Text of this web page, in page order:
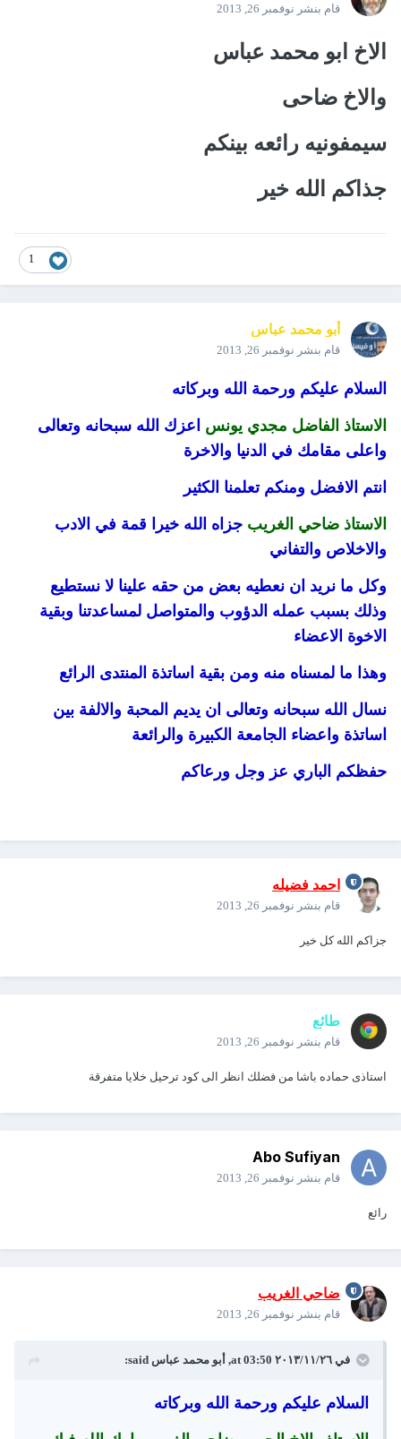
قام بنشر نوفمبر 26, 2013
الاخ ابو محمد عباس
والاخ ضاحى
سيمفونيه رائعه بينكم
جذاكم الله خير
1
أبو محمد عباس
قام بنشر نوفمبر 26, 2013
السلام عليكم ورحمة الله وبركاته
الاستاذ الفاضل مجدي يونساعزك الله سبحانه وتعالى
واعلى مقامك في الدنيا والاخرة
انتم الافضل ومنكم تعلمنا الكثير
الاستاذ ضاحي الغريبجزاه الله خيرا قمة في الادب
والاخلاص والتفاني
وكل ما نريد ان نعطيه بعض من حقه علينا لا نستطيع
وذلك بسبب عمله الدؤوب والمتواصل لمساعدتنا وبقية
الاخوة الاعضاء
وهذا ما لمسناه منه ومن بقية اساتذة المنتدى الرائع
نسال الله سبحانه وتعالى ان يديم المحبة والالفة بين
اساتذة واعضاء الجامعة الكبيرة والرائعة
حفظكم الباري عز وجل ورعاكم
احمد فضيله
قام بنشر نوفمبر 26, 2013
جزاكم الله كل خير
طائع
قام بنشر نوفمبر 26, 2013
استاذى حماده باشا من فضلك انظر الى كود ترحيل خلايا متفرقة
Abo Sufiyan
قام بنشر نوفمبر 26, 2013
رائع
ضاحي الغريب
قام بنشر نوفمبر 26, 2013
في ٢٦‏/١١‏/٢٠١٣ at 03:50, أبو محمد عباس said:
السلام عليكم ورحمة الله وبركاته